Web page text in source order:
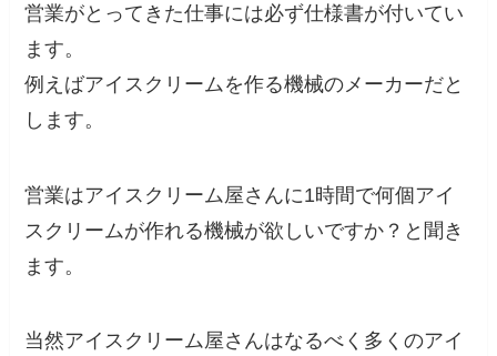
営業がとってきた仕事には必ず仕様書が付いてい
ます。
例えばアイスクリームを作る機械のメーカーだと
します。
営業はアイスクリーム屋さんに1時間で何個アイ
スクリームが作れる機械が欲しいですか？と聞き
ます。
当然アイスクリーム屋さんはなるべく多くのアイ